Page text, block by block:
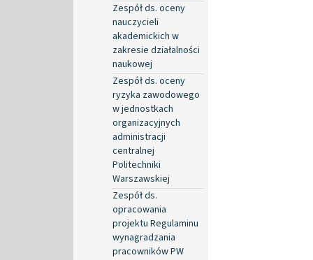
Zespół ds. oceny
nauczycieli
akademickich w
zakresie działalności
naukowej
Zespół ds. oceny
ryzyka zawodowego
w jednostkach
organizacyjnych
administracji
centralnej
Politechniki
Warszawskiej
Zespół ds.
opracowania
projektu Regulaminu
wynagradzania
pracowników PW